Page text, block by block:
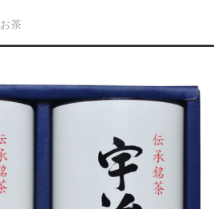
お茶